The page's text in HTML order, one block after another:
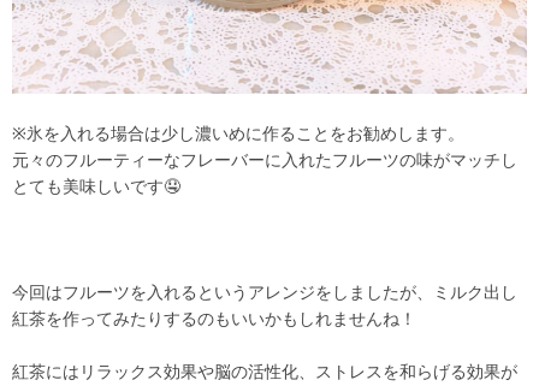
※氷を入れる場合は少し濃いめに作ることをお勧めします。
元々のフルーティーなフレーバーに入れたフルーツの味がマッチし
とても美味しいです🤤
今回はフルーツを入れるというアレンジをしましたが、ミルク出し
紅茶を作ってみたりするのもいいかもしれませんね！
紅茶にはリラックス効果や脳の活性化、ストレスを和らげる効果が